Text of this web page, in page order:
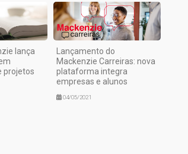
lança
projetos
Lançamento do
Mackenzie Carreiras: nova
plataforma integra
empresas e alunos
04/05/2021